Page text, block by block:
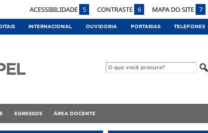
ACESSIBILIDADE 5 CONTRASTE 6 MAPA DO SITE 7
INTERNACIONAL OUVIDORIA PORTARIAS TELEFONES
EGRESSOS ÁREA DOCENTE